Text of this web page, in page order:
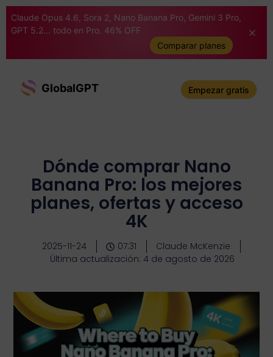
Claude Opus 4.6, Sora 2, Nano Banana Pro, Gemini 3 Pro,
GPT 5.2... todo en Pro. 46% OFF
Comparar planes
GlobalGPT Empezar gratis
Dónde comprar Nano
Banana Pro: los mejores
planes, ofertas y acceso
4K
2025-11-24 07:31
Claude McKenzie
Última actualización: 4 de agosto de 2026